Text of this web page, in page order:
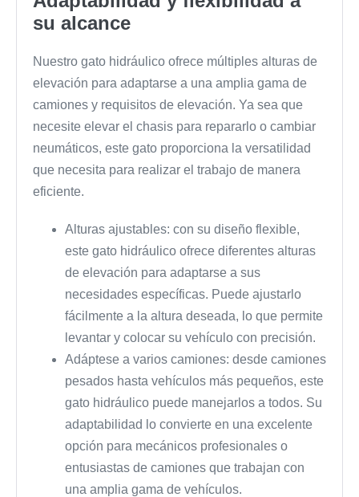
su alcance
Nuestro gato hidráulico ofrece múltiples alturas de
elevación para adaptarse a una amplia gama de
camiones y requisitos de elevación. Ya sea que
necesite elevar el chasis para repararlo o cambiar
neumáticos, este gato proporciona la versatilidad
que necesita para realizar el trabajo de manera
eficiente.
Alturas ajustables: con su diseño flexible,
este gato hidráulico ofrece diferentes alturas
de elevación para adaptarse a sus
necesidades específicas. Puede ajustarlo
fácilmente a la altura deseada, lo que permite
levantar y colocar su vehículo con precisión.
Adáptese a varios camiones: desde camiones
pesados ​​hasta vehículos más pequeños, este
gato hidráulico puede manejarlos a todos. Su
adaptabilidad lo convierte en una excelente
opción para mecánicos profesionales o
entusiastas de camiones que trabajan con
una amplia gama de vehículos.